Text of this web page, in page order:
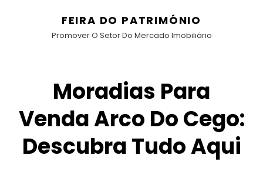
FEIRA DO PATRIMÓNIO
Promover O Setor Do Mercado Imobiliário
Moradias Para
Venda Arco Do Cego:
Descubra Tudo Aqui